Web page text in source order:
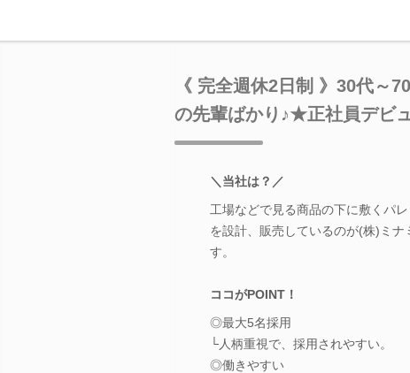
《 完全週休2日制 》30代～
の先輩ばかり♪★正社員デビ
＼当社は？／
工場などで見る商品の下に敷くパ
を設計、販売しているのが(株)ミ
す。
ココがPOINT！
◎最大5名採用
└人柄重視で、採用されやすい。
◎働きやすい